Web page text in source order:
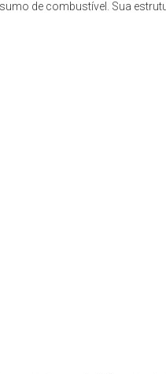
de combustível. Sua